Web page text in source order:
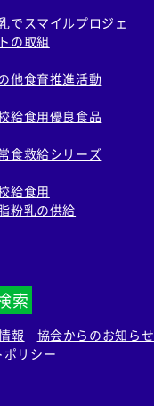
でスマイルプロジェ
の取組
他食育推進活動
給食用優良食品
食救給シリーズ
給食用
粉乳の供給
索
報 協会からのお知らせ
ポリシー